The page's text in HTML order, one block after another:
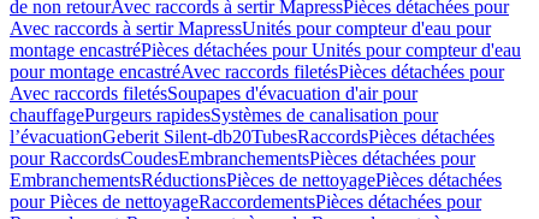
de non retourAvec raccords à sertir MapressPièces détachées pour
Avec raccords à sertir MapressUnités pour compteur d'eau pour
montage encastréPièces détachées pour Unités pour compteur d'eau
pour montage encastréAvec raccords filetésPièces détachées pour
Avec raccords filetésSoupapes d'évacuation d'air pour
chauffagePurgeurs rapidesSystèmes de canalisation pour
l’évacuationGeberit Silent-db20TubesRaccordsPièces détachées
pour RaccordsCoudesEmbranchementsPièces détachées pour
EmbranchementsRéductionsPièces de nettoyagePièces détachées
pour Pièces de nettoyageRaccordementsPièces détachées pour